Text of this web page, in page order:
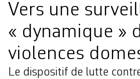
Vers une
« dynamique »
violences
Le dispositif de lutte